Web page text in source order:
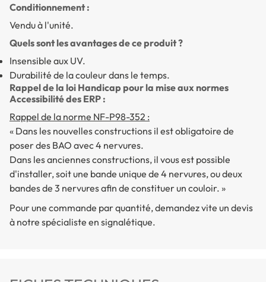
Conditionnement :
Vendu à l'unité.
Quels sont les avantages de ce produit ?
Insensible aux UV.
Durabilité de la couleur dans le temps.
Rappel de la loi Handicap pour la mise aux normes
Accessibilité des ERP :
Rappel de la norme NF-P98-352 :
« Dans les nouvelles constructions il est obligatoire de
poser des BAO avec 4 nervures.
Dans les anciennes constructions, il vous est possible
d'installer, soit une bande unique de 4 nervures, ou deux
bandes de 3 nervures afin de constituer un couloir. »
Pour une commande par quantité, demandez vite un devis
à notre spécialiste en signalétique.